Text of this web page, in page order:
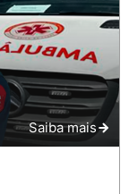
Saiba mais